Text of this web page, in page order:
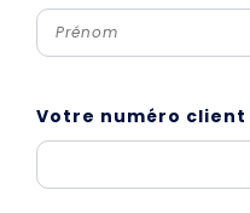
Votre numéro client